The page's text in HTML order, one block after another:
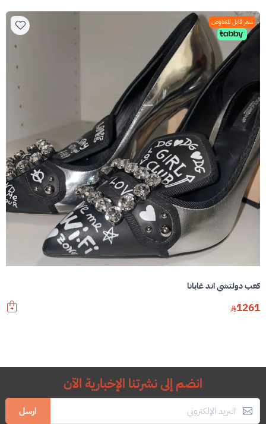
سعر قابل للتفاوض
كعب دولتشي اند غابانا
1261
انضم إلى نشرتنا الإخبارية الآن
ارسل